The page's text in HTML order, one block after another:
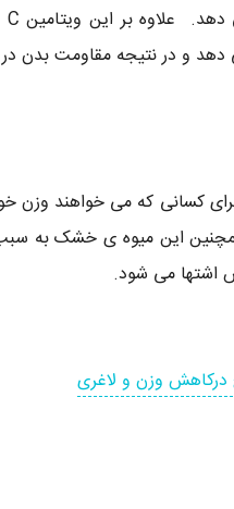
و در نتیجه مقاومت بدن در
کسانی که می خواهند وزن
این میوه ی خشک به
اشتها می شود.
درکاهش وزن و لاغری